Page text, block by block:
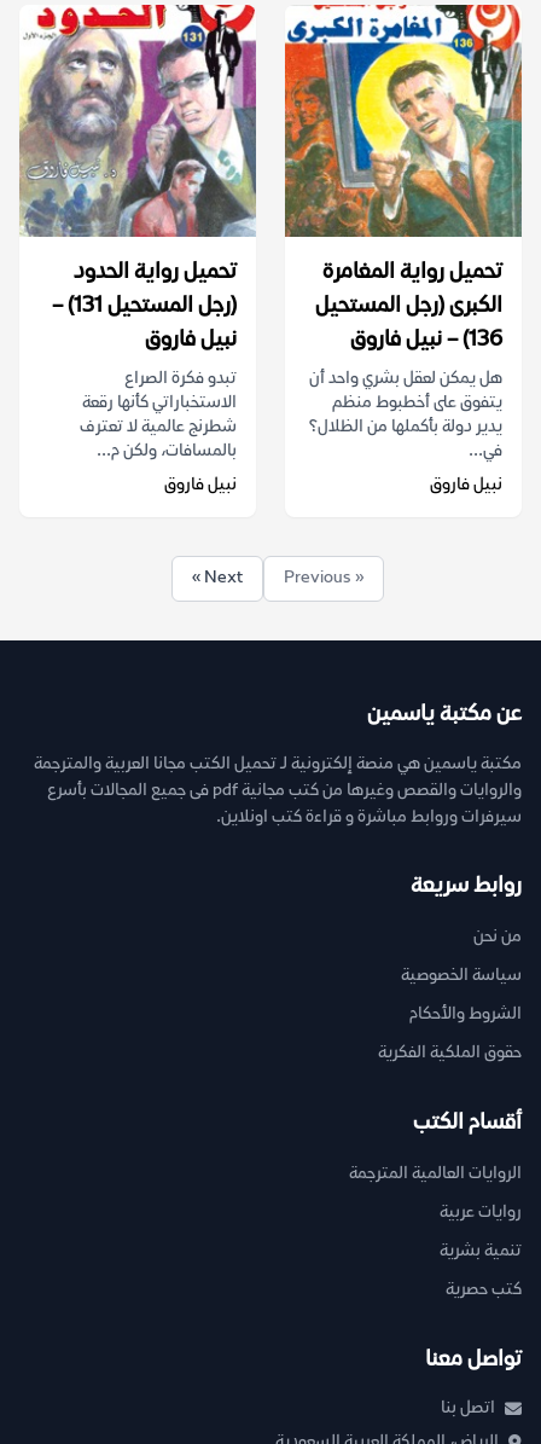
تحميل رواية المغامرة
الكبرى (رجل المستحيل
136) – نبيل فاروق
هل يمكن لعقل بشري واحد أن
يتفوق على أخطبوط منظم
يدير دولة بأكملها من الظلال؟
في...
نبيل فاروق
تحميل رواية الحدود
(رجل المستحيل 131) –
نبيل فاروق
تبدو فكرة الصراع
الاستخباراتي كأنها رقعة
شطرنج عالمية لا تعترف
بالمسافات، ولكن م...
نبيل فاروق
« Previous
Next »
عن مكتبة ياسمين
مكتبة ياسمين هي منصة إلكترونية لـ تحميل الكتب مجانا العربية والمترجمة
والروايات والقصص وغيرها من كتب مجانية pdf فى جميع المجالات بأسرع
سيرفرات وروابط مباشرة و قراءة كتب اونلاين.
روابط سريعة
من نحن
سياسة الخصوصية
الشروط والأحكام
حقوق الملكية الفكرية
أقسام الكتب
الروايات العالمية المترجمة
روايات عربية
تنمية بشرية
كتب حصرية
تواصل معنا
اتصل بنا